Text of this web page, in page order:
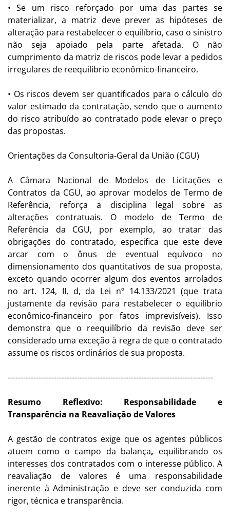
• Se um risco reforçado por uma das partes se
materializar, a matriz deve prever as hipóteses de
alteração para restabelecer o equilíbrio, caso o sinistro
não seja apoiado pela parte afetada. O não
cumprimento da matriz de riscos pode levar a pedidos
irregulares de reequilíbrio econômico-financeiro.
• Os riscos devem ser quantificados para o cálculo do
valor estimado da contratação, sendo que o aumento
do risco atribuído ao contratado pode elevar o preço
das propostas.
Orientações da Consultoria-Geral da União (CGU)
A Câmara Nacional de Modelos de Licitações e
Contratos da CGU, ao aprovar modelos de Termo de
Referência, reforça a disciplina legal sobre as
alterações contratuais. O modelo de Termo de
Referência da CGU, por exemplo, ao tratar das
obrigações do contratado, especifica que este deve
arcar com o ônus de eventual equívoco no
dimensionamento dos quantitativos de sua proposta,
exceto quando ocorrer algum dos eventos arrolados
no art. 124, II, d, da Lei nº 14.133/2021 (que trata
justamente da revisão para restabelecer o equilíbrio
econômico-financeiro por fatos imprevisíveis). Isso
demonstra que o reequilíbrio da revisão deve ser
considerado uma exceção à regra de que o contratado
assume os riscos ordinários de sua proposta.
--------------------------------------------------------------------------------
Resumo Reflexivo: Responsabilidade e
Transparência na Reavaliação de Valores
A gestão de contratos exige que os agentes públicos
atuem como o campo da balança, equilibrando os
interesses dos contratados com o interesse público. A
reavaliação de valores é uma responsabilidade
inerente à Administração e deve ser conduzida com
rigor, técnica e transparência.